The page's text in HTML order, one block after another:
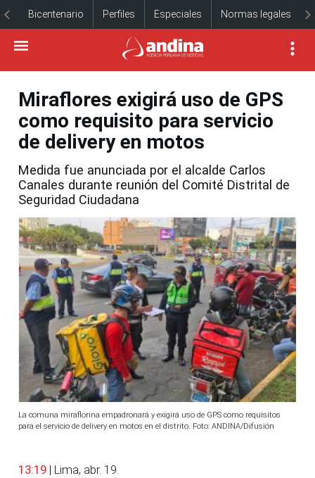
Bicentenario Perfiles Especiales Normas legales
Miraflores exigirá uso de GPS
como requisito para servicio
de delivery en motos
Medida fue anunciada por el alcalde Carlos
Canales durante reunión del Comité Distrital de
Seguridad Ciudadana
La comuna miraflorina empadronará y exigirá uso de GPS como requisitos
para el servicio de delivery en motos en el distrito. Foto: ANDINA/Difusión
13:19 | Lima, abr. 19.